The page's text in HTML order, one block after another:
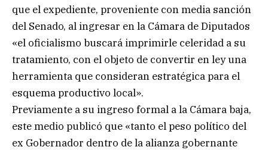
que el expediente, proveniente con media sanción
del Senado, al ingresar en la Cámara de Diputados
«el oficialismo buscará imprimirle celeridad a su
tratamiento, con el objeto de convertir en ley una
herramienta que consideran estratégica para el
esquema productivo local».
Previamente a su ingreso formal a la Cámara baja,
este medio publicó que «tanto el peso político del
ex Gobernador dentro de la alianza gobernante